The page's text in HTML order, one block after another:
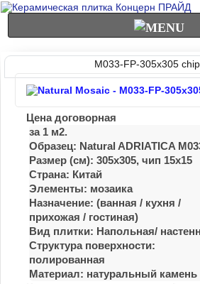
M033-FP-305x305
Цена договорная
за 1 м2.
Образец: Natural ADRIATICA
Размер (см): 305x305, чип 15x15
Страна: Китай
Элементы: мозаика
Назначение: (ванная / куxня /
приxожая / гостиная)
Вид плитки: Напольная/
Структура поверхности:
полированная
Материал: натуральный камень